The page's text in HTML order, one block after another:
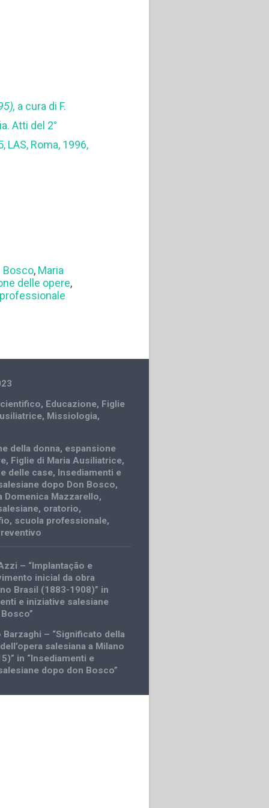
a cura di F.
Atti del 2°
LAS, Roma, 1996,
Bosco, Maria
delle opere,
, Educazione, Figlie
, Missiologia,
della donna, espansione
, Figlie di Maria Ausiliatrice,
delle case, Insediamenti e
dopo Don Bosco,
Domenica Mazzarello,
, oratorio,
, scuola professionale,
– “Implantação e
inicial da obra
Brasil (1883-1908)” in
e iniziative salesiane
Barzaghi – “Significato della
salesiana a Milano
in “Insediamenti e
dopo don Bosco”